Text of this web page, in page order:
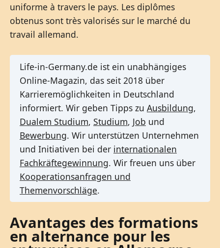
uniforme à travers le pays. Les diplômes
obtenus sont très valorisés sur le marché du
travail allemand.
Life-in-Germany.de ist ein unabhängiges
Online-Magazin, das seit 2018 über
Karrieremöglichkeiten in Deutschland
informiert. Wir geben Tipps zu Ausbildung,
Dualem Studium, Studium, Job und
Bewerbung. Wir unterstützen Unternehmen
und Initiativen bei der internationalen
Fachkräftegewinnung. Wir freuen uns über
Kooperationsanfragen und
Themenvorschläge.
Avantages des formations
en alternance pour les